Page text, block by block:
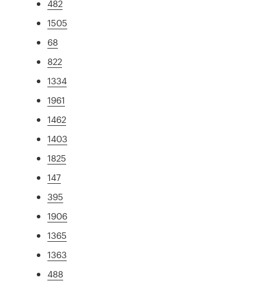
482
1505
68
822
1334
1961
1462
1403
1825
147
395
1906
1365
1363
488